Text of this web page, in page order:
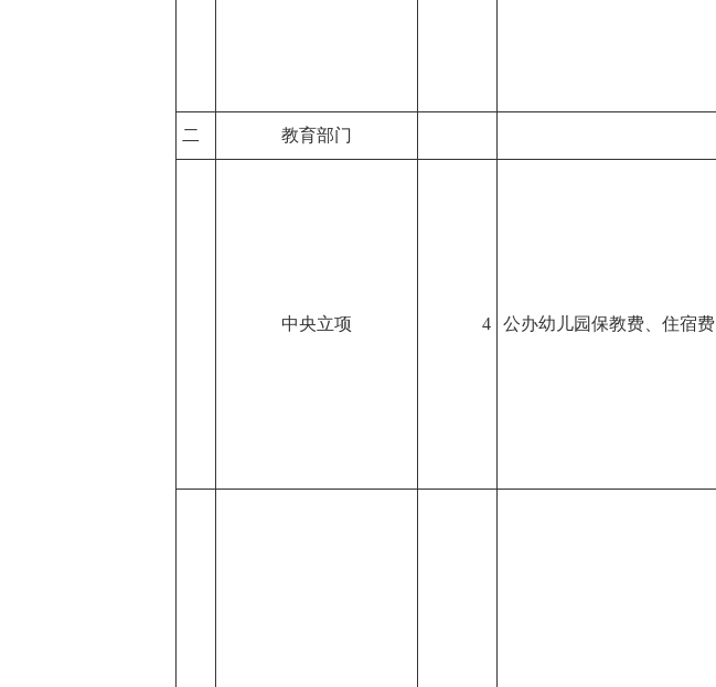
二 教育部门
中央立项 4 公办幼儿园保教费、住宿费